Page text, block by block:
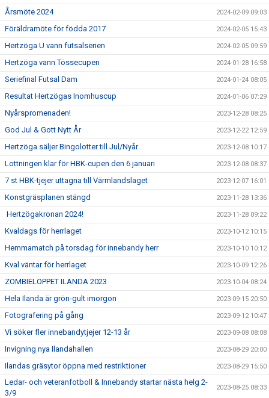
Årsmöte 2024 2024-02-09 09:03
Föräldramöte för födda 2017 2024-02-05 15:43
Hertzöga U vann futsalserien 2024-02-05 09:59
Hertzöga vann Tössecupen 2024-01-28 16:58
Seriefinal Futsal Dam 2024-01-24 08:05
Resultat Hertzögas Inomhuscup 2024-01-06 07:29
Nyårspromenaden! 2023-12-28 08:25
God Jul & Gott Nytt År 2023-12-22 12:59
Hertzöga säljer Bingolotter till Jul/Nyår 2023-12-08 10:17
Lottningen klar för HBK-cupen den 6 januari 2023-12-08 08:37
7 st HBK-tjejer uttagna till Värmlandslaget 2023-12-07 16:01
Konstgräsplanen stängd 2023-11-28 13:36
Hertzögakronan 2024! 2023-11-28 09:22
Kvaldags för herrlaget 2023-10-12 10:15
Hemmamatch på torsdag för innebandy herr 2023-10-10 10:12
Kval väntar för herrlaget 2023-10-09 12:26
ZOMBIELOPPET ILANDA 2023 2023-10-04 08:24
Hela Ilanda är grön-gult imorgon 2023-09-15 20:50
Fotografering på gång 2023-09-12 10:47
Vi söker fler innebandytjejer 12-13 år 2023-09-08 08:08
Invigning nya Ilandahallen 2023-08-29 20:00
Ilandas gräsytor öppna med restriktioner 2023-08-29 15:50
Ledar- och veteranfotboll & Innebandy startar nästa helg 2-
3/9
2023-08-25 08:33